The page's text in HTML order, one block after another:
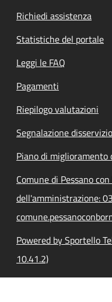
Richiedi assistenza
Statistiche del portale
Leggi le FAQ
Pagamenti
Riepilogo valutazioni
Segnalazione disservizio
Piano di miglioramento
Comune di Pessano
dell'amministrazione:
Powered by Sportello
10.41.2)